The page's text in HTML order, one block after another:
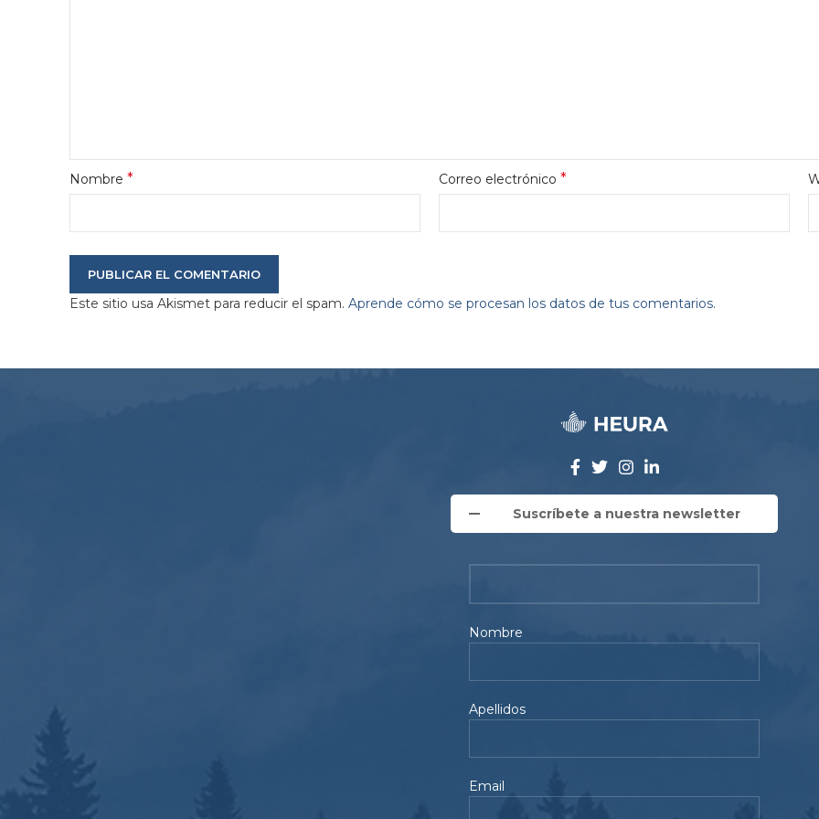
Nombre * Correo electrónico *
Este sitio usa Akismet para reducir el spam. Aprende cómo se procesan los datos de tus comentarios.
Suscríbete a nuestra newsletter
Nombre
Apellidos
Email